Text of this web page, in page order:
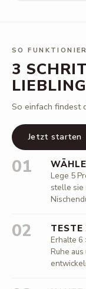
SO
3
So einfach findest
Jetzt starten
01
Lege 5
stelle sie
02 TESTE
Erhalte 6
Ruhe